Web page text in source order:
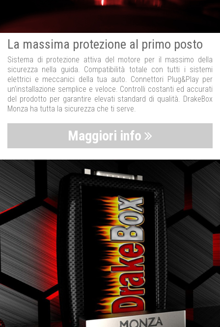
La massima protezione al primo posto
Sistema di protezione attiva del motore per il massimo della
sicurezza nella guida. Compatibilità totale con tutti i sistemi
elettrici e meccanici della tua auto. Connettori Plug&Play per
un’installazione semplice e veloce. Controlli costanti ed accurati
del prodotto per garantire elevati standard di qualità. DrakeBox
Monza ha tutta la sicurezza che ti serve.
Maggiori info